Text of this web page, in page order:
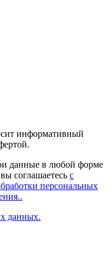
информативный
данные в любой форме
соглашаетесь с
персональных
данных.